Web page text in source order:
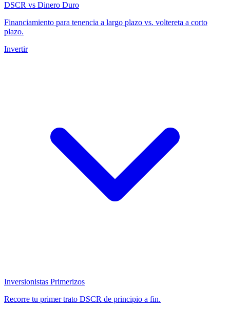
DSCR vs Dinero Duro
Financiamiento para tenencia a largo plazo vs. voltereta a corto
plazo.
Invertir
Inversionistas Primerizos
Recorre tu primer trato DSCR de principio a fin.